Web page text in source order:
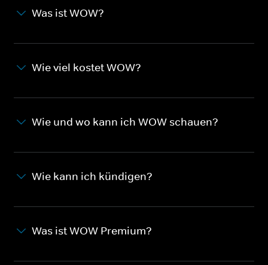
Was ist WOW?
Wie viel kostet WOW?
Wie und wo kann ich WOW schauen?
Wie kann ich kündigen?
Was ist WOW Premium?